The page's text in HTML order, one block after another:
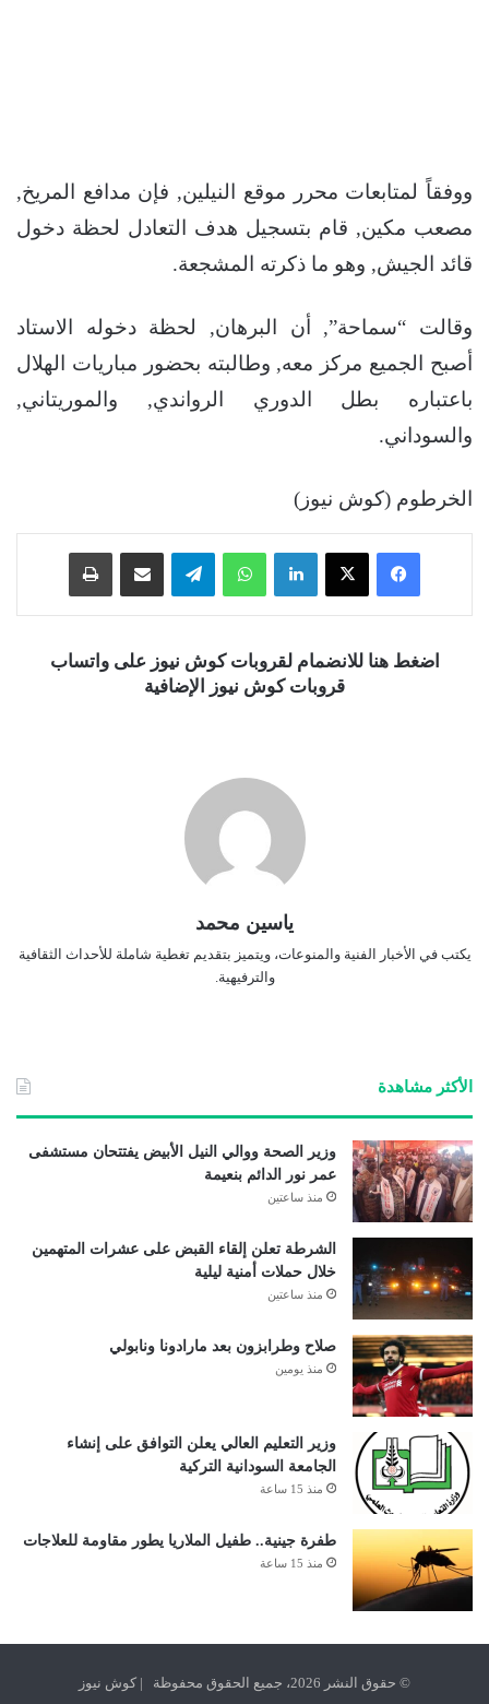
ووفقاً لمتابعات محرر موقع النيلين, فإن مدافع المريخ,
مصعب مكين, قام بتسجيل هدف التعادل لحظة دخول
قائد الجيش, وهو ما ذكرته المشجعة.
وقالت “سماحة”, أن البرهان, لحظة دخوله الاستاد
أصبح الجميع مركز معه, وطالبته بحضور مباريات الهلال
باعتباره بطل الدوري الرواندي, والموريتاني,
والسوداني.
الخرطوم (كوش نيوز)
فيسبوك ‫X لينكدإن واتساب تيلقرام
اضغط هنا للانضمام لقروبات كوش نيوز على واتساب
قروبات كوش نيوز الإضافية
ياسين محمد
يكتب في الأخبار الفنية والمنوعات، ويتميز بتقديم تغطية شاملة للأحداث الثقافية
والترفيهية.
الأكثر مشاهدة
وزير الصحة ووالي النيل الأبيض يفتتحان مستشفى
عمر نور الدائم بنعيمة
منذ ساعتين
الشرطة تعلن إلقاء القبض على عشرات المتهمين
خلال حملات أمنية ليلية
منذ ساعتين
صلاح وطرابزون بعد مارادونا ونابولي
منذ يومين
وزير التعليم العالي يعلن التوافق على إنشاء
الجامعة السودانية التركية
منذ 15 ساعة
طفرة جينية.. طفيل الملاريا يطور مقاومة للعلاجات
منذ 15 ساعة
© حقوق النشر 2026، جميع الحقوق محفوظة | كوش نيوز